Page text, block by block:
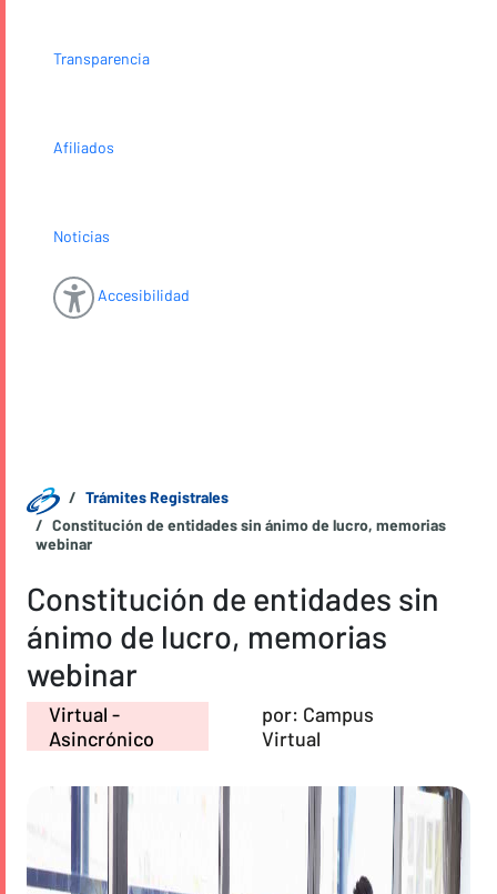
Transparencia
Afiliados
Noticias
Accesibilidad
Trámites Registrales
Constitución de entidades sin ánimo de lucro, memorias
webinar
Constitución de entidades sin
ánimo de lucro, memorias
webinar
Virtual -
Asincrónico
por: Campus
Virtual